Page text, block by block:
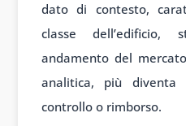
dato di contesto,
classe dell’edificio,
andamento del
analitica, più
controllo o rimborso.